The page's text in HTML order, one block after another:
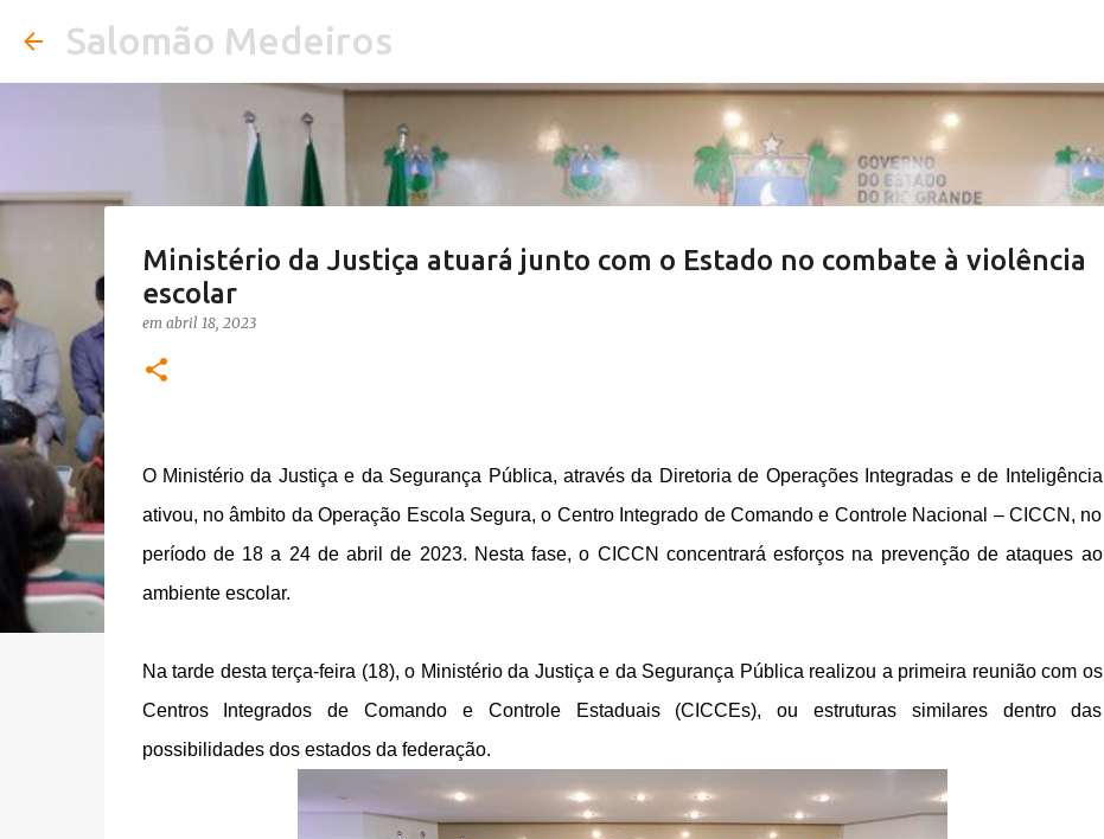
Salomão Medeiros
Ministério da Justiça atuará junto com o Estado no combate à violência
escolar
em abril 18, 2023
O Ministério da Justiça e da Segurança Pública, através da Diretoria de Operações Integradas e de Inteligência
ativou, no âmbito da Operação Escola Segura, o Centro Integrado de Comando e Controle Nacional – CICCN, no
período de 18 a 24 de abril de 2023. Nesta fase, o CICCN concentrará esforços na prevenção de ataques ao
ambiente escolar.
Na tarde desta terça-feira (18), o Ministério da Justiça e da Segurança Pública realizou a primeira reunião com os
Centros Integrados de Comando e Controle Estaduais (CICCEs), ou estruturas similares dentro das
possibilidades dos estados da federação.